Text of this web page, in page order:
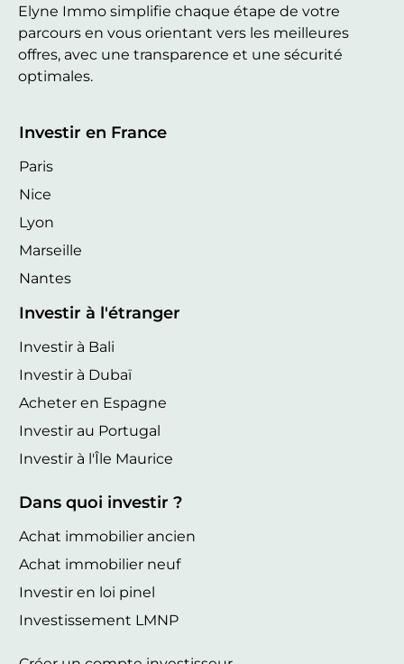
Elyne Immo simplifie chaque étape de votre
parcours en vous orientant vers les meilleures
offres, avec une transparence et une sécurité
optimales.
Investir en France
Paris
Nice
Lyon
Marseille
Nantes
Investir à l'étranger
Investir à Bali
Investir à Dubaï
Acheter en Espagne
Investir au Portugal
Investir à l'Île Maurice
Dans quoi investir ?
Achat immobilier ancien
Achat immobilier neuf
Investir en loi pinel
Investissement LMNP